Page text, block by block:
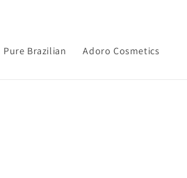
Pure Brazilian Adoro Cosmetics